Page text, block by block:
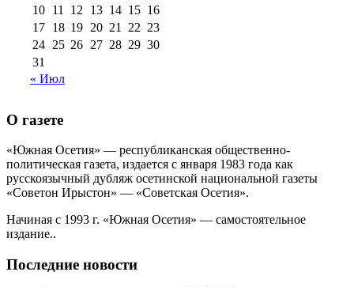
10 11 12 13 14 15 16
17 18 19 20 21 22 23
24 25 26 27 28 29 30
31
« Июл
О газете
«Южная Осетия» — республиканская общественно-
политическая газета, издается с января 1983 года как
русскоязычный дубляж осетинской национальной газеты
«Советон Ирыстон» — «Советская Осетия».
Начиная с 1993 г. «Южная Осетия» — самостоятельное
издание..
Последние новости